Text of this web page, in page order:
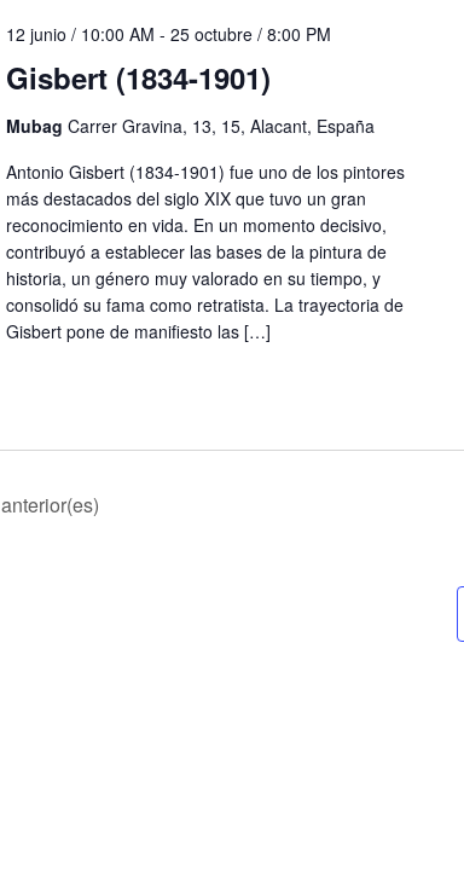
Gisbert (1834-1901)
12 junio / 10:00 AM -25 octubre / 8:00 PM
MubagCarrer Gravina, 13, 15, Alacant, España
Antonio Gisbert (1834-1901) fue uno de los pintores
más destacados del siglo XIX que tuvo un gran
reconocimiento en vida. En un momento decisivo,
contribuyó a establecer las bases de la pintura de
historia, un género muy valorado en su tiempo, y
consolidó su fama como retratista. La trayectoria de
Gisbert pone de manifiesto las […]
anterior(es)